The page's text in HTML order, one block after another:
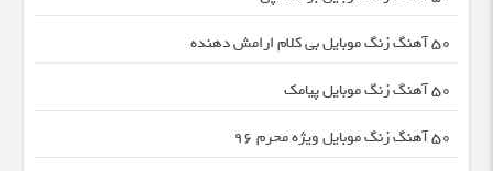
50 آهنگ زنگ موبایل بی کلام ارامش دهنده
50 آهنگ زنگ موبایل پیامک
50 آهنگ زنگ موبایل ویژه محرم 96